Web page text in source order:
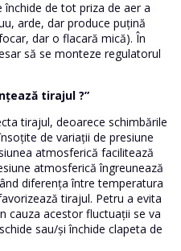
închide de tot priza de aer a
arde, dar produce puțină
dar o flacară mică). În
să se monteze regulatorul
tirajul ?”
tirajul, deoarece schimbările
de variații de presiune
atmosferică facilitează
atmosferică îngreunează
diferența între temperatura
tirajul. Petru a evita
cauza acestor fluctuații se va
sau/și închide clapeta de